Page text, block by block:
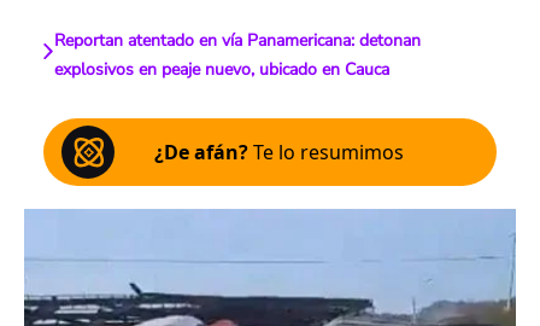
Reportan atentado en vía Panamericana: detonan
explosivos en peaje nuevo, ubicado en Cauca
¿De afán?Te lo resumimos